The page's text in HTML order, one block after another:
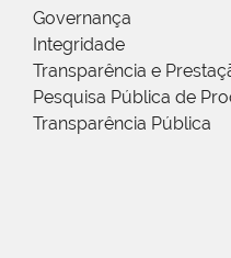
Governança
Integridade
Transparência e
Pesquisa Pública de
Transparência Pública